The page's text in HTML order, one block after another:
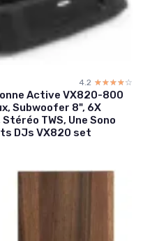
4.2 ☆☆☆☆☆
★★★★★
Active VX820-800
Subwoofer 8", 6X
TWS, Une Sono
DJs VX820 set